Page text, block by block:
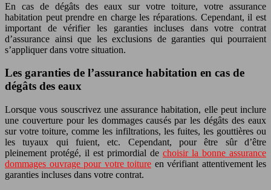
En cas de dégâts des eaux sur votre toiture, votre assurance
habitation peut prendre en charge les réparations. Cependant, il est
important de vérifier les garanties incluses dans votre contrat
d’assurance ainsi que les exclusions de garanties qui pourraient
s’appliquer dans votre situation.
Les garanties de l’assurance habitation en cas de
dégâts des eaux
Lorsque vous souscrivez une assurance habitation, elle peut inclure
une couverture pour les dommages causés par les dégâts des eaux
sur votre toiture, comme les infiltrations, les fuites, les gouttières ou
les tuyaux qui fuient, etc. Cependant, pour être sûr d’être
pleinement protégé, il est primordial de choisir la bonne assurance
dommages ouvrage pour votre toiture en vérifiant attentivement les
garanties incluses dans votre contrat.